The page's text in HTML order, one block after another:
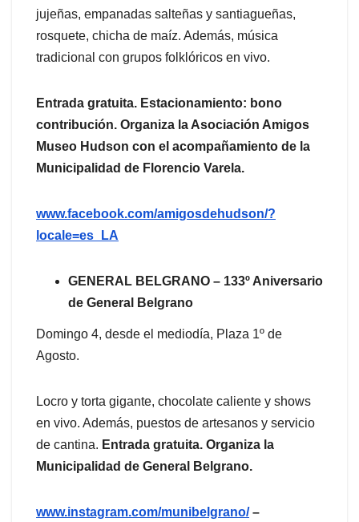
jujeñas, empanadas salteñas y santiagueñas,
rosquete, chicha de maíz. Además, música
tradicional con grupos folklóricos en vivo.
Entrada gratuita. Estacionamiento: bono
contribución. Organiza la Asociación Amigos
Museo Hudson con el acompañamiento de la
Municipalidad de Florencio Varela.
www.facebook.com/amigosdehudson/?
locale=es_LA
GENERAL BELGRANO – 133º Aniversario
de General Belgrano
Domingo 4, desde el mediodía, Plaza 1º de
Agosto.
Locro y torta gigante, chocolate caliente y shows
en vivo. Además, puestos de artesanos y servicio
de cantina. Entrada gratuita. Organiza la
Municipalidad de General Belgrano.
www.instagram.com/munibelgrano/–